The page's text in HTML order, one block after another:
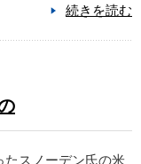
続きを読む
たスノーデン氏の米